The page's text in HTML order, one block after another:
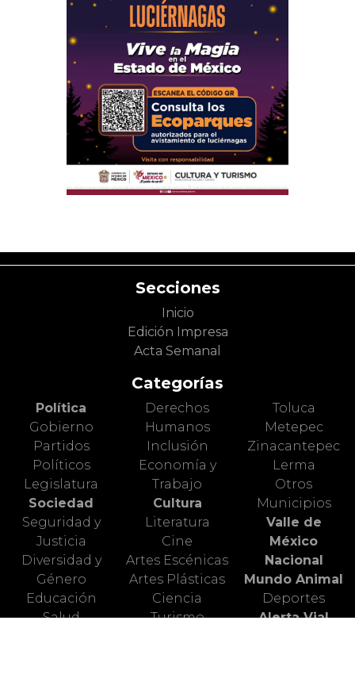
Secciones
Inicio
Edición Impresa
Acta Semanal
Categorías
Política
Gobierno
Partidos
Políticos
Legislatura
Sociedad
Seguridad y
Justicia
Diversidad y
Género
Educación
Salud
Derechos
Humanos
Inclusión
Economía y
Trabajo
Cultura
Literatura
Cine
Artes Escénicas
Artes Plásticas
Ciencia
Turismo
Toluca
Metepec
Zinacantepec
Lerma
Otros
Municipios
Valle de
México
Nacional
Mundo Animal
Deportes
Alerta Vial